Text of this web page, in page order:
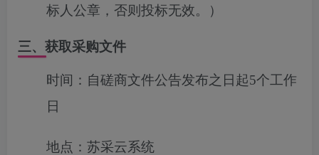
标人公章，否则投标无效。）
三、获取采购文件
时间： 自磋商文件公告发布之日起5个工作
日
地点： 苏采云系统